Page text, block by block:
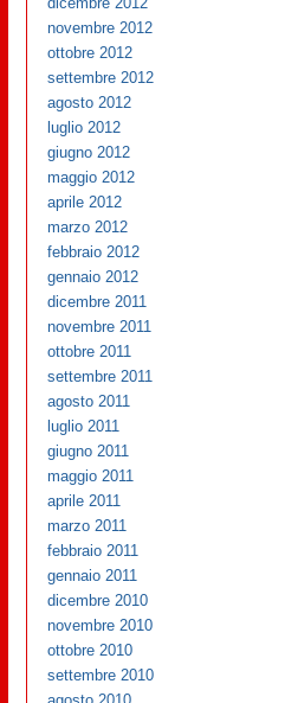
novembre 2012
ottobre 2012
settembre 2012
agosto 2012
luglio 2012
giugno 2012
maggio 2012
aprile 2012
marzo 2012
febbraio 2012
gennaio 2012
dicembre 2011
novembre 2011
ottobre 2011
settembre 2011
agosto 2011
luglio 2011
giugno 2011
maggio 2011
aprile 2011
marzo 2011
febbraio 2011
gennaio 2011
dicembre 2010
novembre 2010
ottobre 2010
settembre 2010